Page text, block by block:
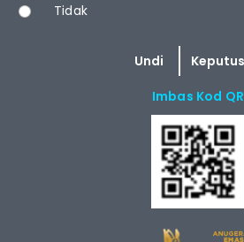
Tidak
Imbas Kod QR